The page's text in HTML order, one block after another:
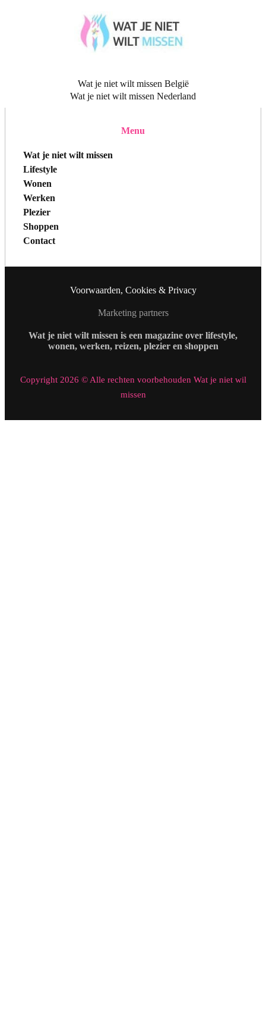
Wat je niet wilt missen België
Wat je niet wilt missen Nederland
Menu
Wat je niet wilt missen
Lifestyle
Wonen
Werken
Plezier
Shoppen
Contact
Voorwaarden, Cookies & Privacy
Marketing partners
Wat je niet wilt missen is een magazine over lifestyle,
wonen, werken, reizen, plezier en shoppen
Copyright 2026 © Alle rechten voorbehouden Wat je niet wil
missen